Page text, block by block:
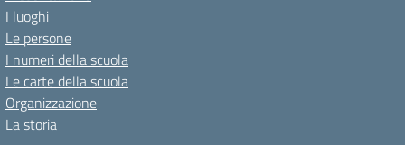
I luoghi
Le persone
I numeri della scuola
Le carte della scuola
Organizzazione
La storia